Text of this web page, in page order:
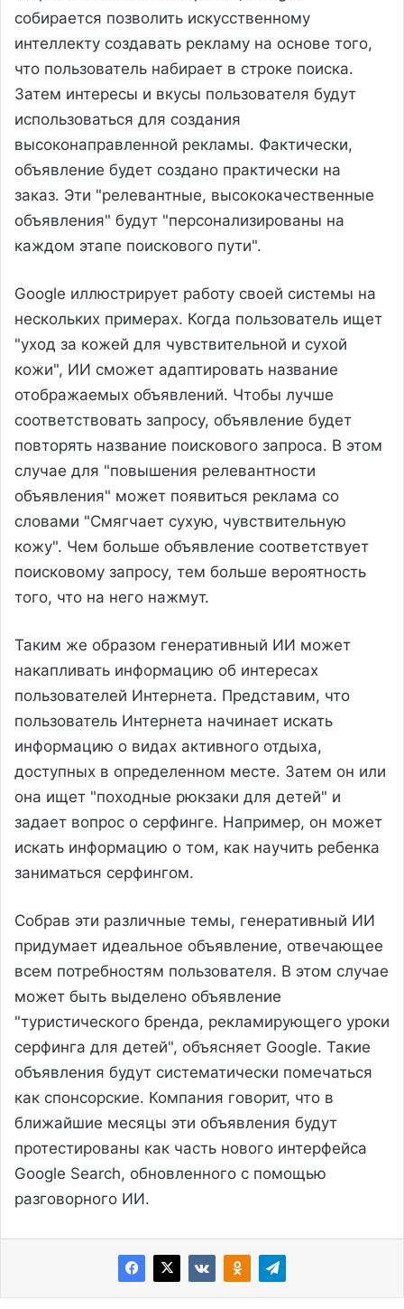
собирается позволить искусственному
интеллекту создавать рекламу на основе того,
что пользователь набирает в строке поиска.
Затем интересы и вкусы пользователя будут
использоваться для создания
высоконаправленной рекламы. Фактически,
объявление будет создано практически на
заказ. Эти "релевантные, высококачественные
объявления" будут "персонализированы на
каждом этапе поискового пути".
Google иллюстрирует работу своей системы на
нескольких примерах. Когда пользователь ищет
"уход за кожей для чувствительной и сухой
кожи", ИИ сможет адаптировать название
отображаемых объявлений. Чтобы лучше
соответствовать запросу, объявление будет
повторять название поискового запроса. В этом
случае для "повышения релевантности
объявления" может появиться реклама со
словами "Смягчает сухую, чувствительную
кожу". Чем больше объявление соответствует
поисковому запросу, тем больше вероятность
того, что на него нажмут.
Таким же образом генеративный ИИ может
накапливать информацию об интересах
пользователей Интернета. Представим, что
пользователь Интернета начинает искать
информацию о видах активного отдыха,
доступных в определенном месте. Затем он или
она ищет "походные рюкзаки для детей" и
задает вопрос о серфинге. Например, он может
искать информацию о том, как научить ребенка
заниматься серфингом.
Собрав эти различные темы, генеративный ИИ
придумает идеальное объявление, отвечающее
всем потребностям пользователя. В этом случае
может быть выделено объявление
"туристического бренда, рекламирующего уроки
серфинга для детей", объясняет Google. Такие
объявления будут систематически помечаться
как спонсорские. Компания говорит, что в
ближайшие месяцы эти объявления будут
протестированы как часть нового интерфейса
Google Search, обновленного с помощью
разговорного ИИ.